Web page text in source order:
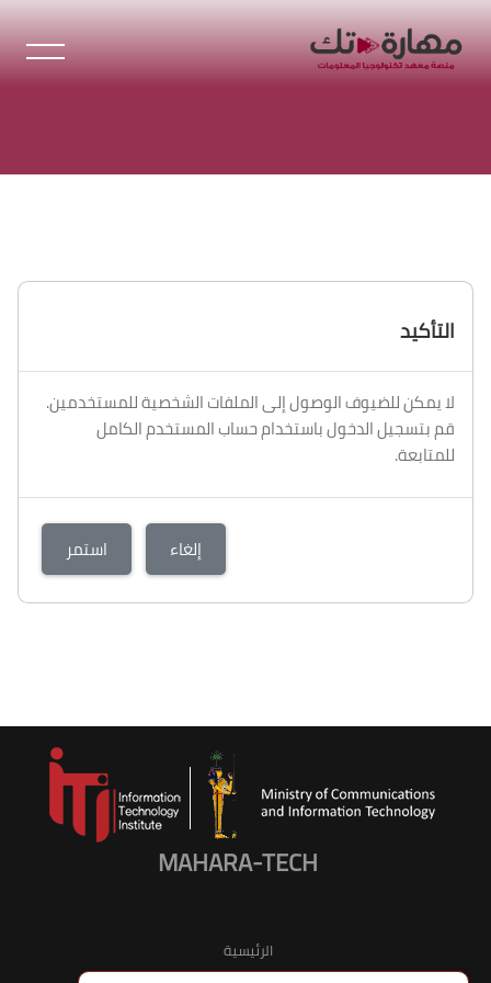
التأكيد
لا يمكن للضيوف الوصول إلى الملفات الشخصية للمستخدمين.
قم بتسجيل الدخول باستخدام حساب المستخدم الكامل
للمتابعة.
إلغاء استمر
MAHARA-TECH
الرئيسية